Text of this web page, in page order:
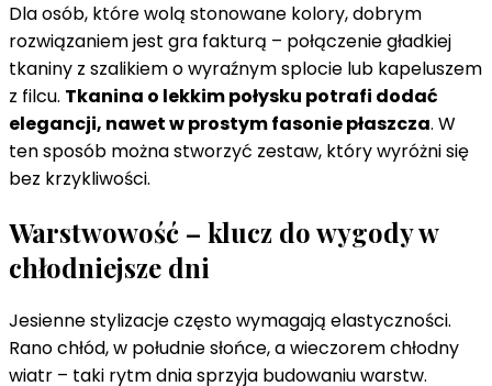
Dla osób, które wolą stonowane kolory, dobrym
rozwiązaniem jest gra fakturą – połączenie gładkiej
tkaniny z szalikiem o wyraźnym splocie lub kapeluszem
z filcu. Tkanina o lekkim połysku potrafi dodać
elegancji, nawet w prostym fasonie płaszcza. W
ten sposób można stworzyć zestaw, który wyróżni się
bez krzykliwości.
Warstwowość – klucz do wygody w
chłodniejsze dni
Jesienne stylizacje często wymagają elastyczności.
Rano chłód, w południe słońce, a wieczorem chłodny
wiatr – taki rytm dnia sprzyja budowaniu warstw.